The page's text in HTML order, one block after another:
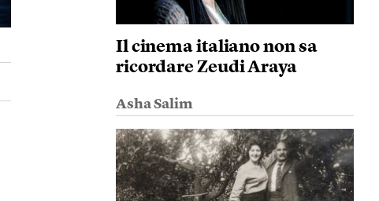
Il cinema italiano non sa
ricordare Zeudi Araya
Asha Salim